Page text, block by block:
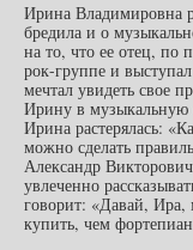
Ирина Владимировна
бредила и о
на то, что ее отец, по
рок-группе и
мечтал увидеть свое
Ирину в музыкальную
Ирина растерялась:
можно сделать
Александр
увлеченно
говорит: «Давай,
купить, чем